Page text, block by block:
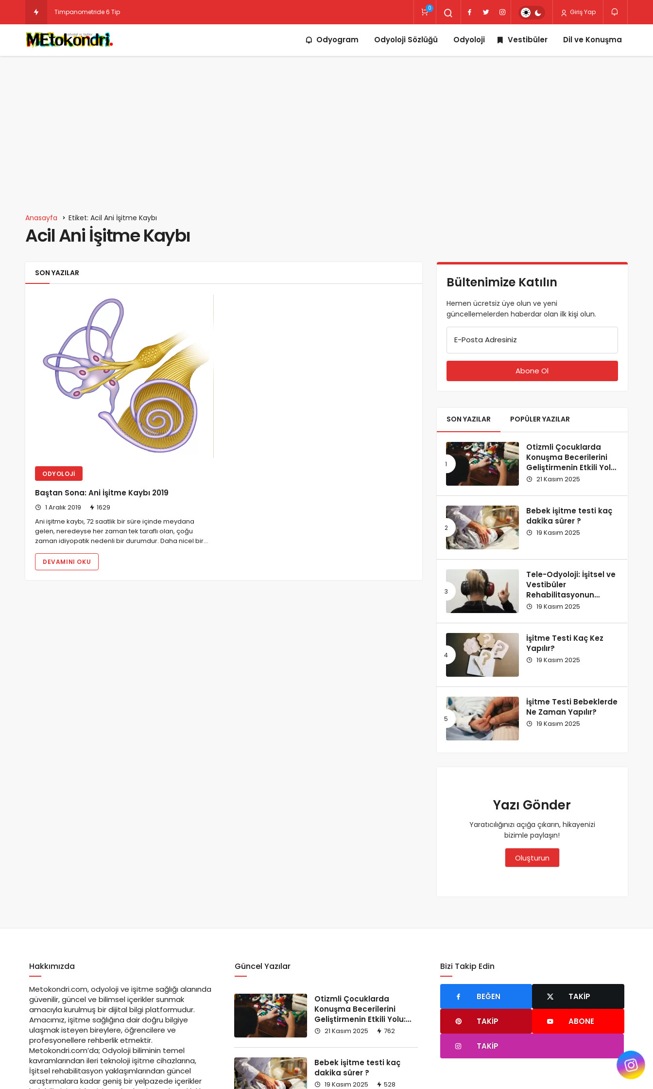
Timpanometride 6 Tip 0 Giriş Yap
Odyogram Odyoloji Sözlüğü Odyoloji Vestibüler Dil ve Konuşma
Anasayfa Etiket: Acil Ani İşitme Kaybı
Acil Ani İşitme Kaybı
SON YAZILAR
ODYOLOJI
Baştan Sona: Ani İşitme Kaybı 2019
1 Aralık 2019
1629
Ani işitme kaybı, 72 saatlik bir süre içinde meydana
gelen, neredeyse her zaman tek taraflı olan, çoğu
zaman idiyopatik nedenli bir durumdur. Daha nicel bir…
DEVAMINI OKU
Bültenimize Katılın
Hemen ücretsiz üye olun ve yeni
güncellemelerden haberdar olan ilk kişi olun.
E-Posta Adresiniz
SON YAZILAR POPÜLER YAZILAR
Otizmli Çocuklarda
Konuşma Becerilerini
Geliştirmenin Etkili Yolu:
Replikli Öğretim
21 Kasım 2025
Bebek işitme testi kaç
dakika sürer ?
19 Kasım 2025
Tele-Odyoloji: İşitsel ve
Vestibüler
Rehabilitasyonun
Dijital Dönüşümü –
Teknolojiler
19 Kasım 2025
İşitme Testi Kaç Kez
Yapılır?
19 Kasım 2025
İşitme Testi Bebeklerde
Ne Zaman Yapılır?
19 Kasım 2025
Yazı Gönder
Yaratıcılığınızı açığa çıkarın, hikayenizi
bizimle paylaşın!
Oluşturun
Hakkımızda
Metokondri.com, odyoloji ve işitme sağlığı alanında
güvenilir, güncel ve bilimsel içerikler sunmak
amacıyla kurulmuş bir dijital bilgi platformudur.
Amacımız, işitme sağlığına dair doğru bilgiye
ulaşmak isteyen bireylere, öğrencilere ve
profesyonellere rehberlik etmektir.
Metokondri.com’da; Odyoloji biliminin temel
kavramlarından ileri teknoloji işitme cihazlarına,
İşitsel rehabilitasyon yaklaşımlarından güncel
araştırmalara kadar geniş bir yelpazede içerikler
Güncel Yazılar
Otizmli Çocuklarda
Konuşma Becerilerini
Geliştirmenin Etkili Yolu:
Replikli Öğretim
21 Kasım 2025 762
Bebek işitme testi kaç
dakika sürer ?
19 Kasım 2025 528
Bizi Takip Edin
BEĞEN TAKIP
TAKIP ABONE
TAKIP